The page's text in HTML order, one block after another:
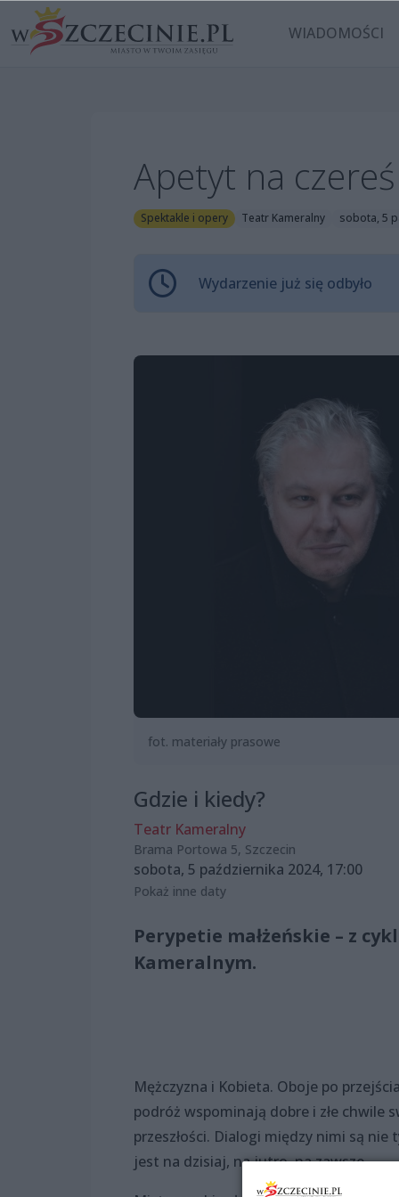
WIADOMOŚCI
Apetyt na
Spektakle i opery Teatr Kameralny sobota, 5
Wydarzenie już się odbyło
fot. materiały prasowe
Gdzie i kiedy?
Teatr Kameralny
Brama Portowa 5, Szczecin
sobota, 5 października 2024, 17:00
Pokaż inne daty
Perypetie małżeńskie – z
Kameralnym.
Mężczyzna i Kobieta. Oboje po
podróż wspominają dobre i złe chwile
przeszłości. Dialogi między nimi są
jest na dzisiaj, na jutro, na zawsze.